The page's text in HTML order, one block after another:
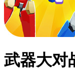
武器大对